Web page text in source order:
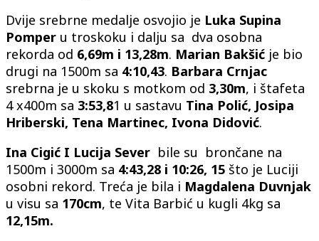
Dvije srebrne medalje osvojio je Luka Supina
Pomper u troskoku i dalju sa dva osobna
rekorda od 6,69m i 13,28m. Marian Bakšić je bio
drugi na 1500m sa 4:10,43. Barbara Crnjac
srebrna je u skoku s motkom od 3,30m, i štafeta
4 x400m sa 3:53,81 u sastavu Tina Polić, Josipa
Hriberski, Tena Martinec, Ivona Didović.
Ina Cigić I Lucija Sever bile su brončane na
1500m i 3000m sa 4:43,28 i 10:26, 15 što je Luciji
osobni rekord. Treća je bila i Magdalena Duvnjak
u visu sa 170cm, te Vita Barbić u kugli 4kg sa
12,15m.